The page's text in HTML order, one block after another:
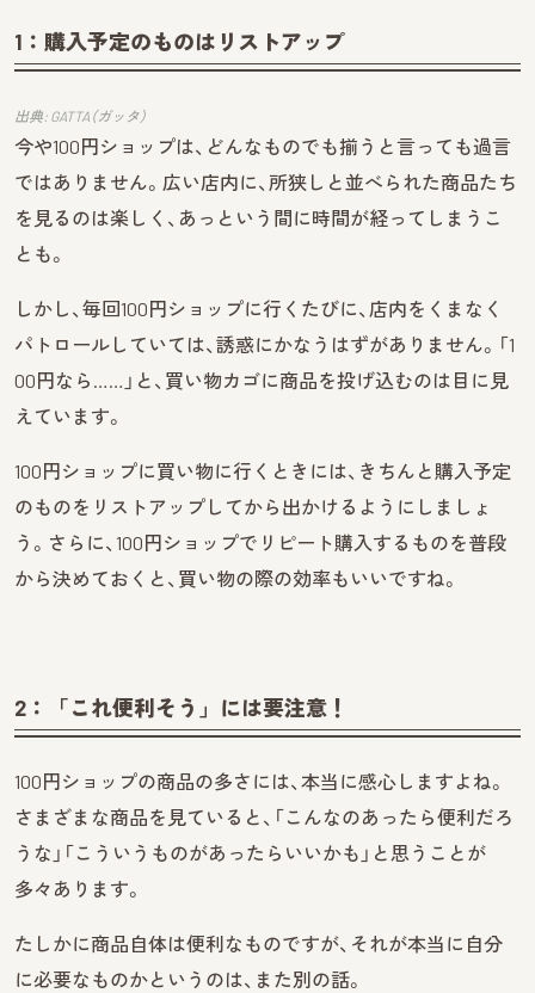
1：購入予定のものはリストアップ
出典: GATTA（ガッタ）
今や100円ショップは、どんなものでも揃うと言っても過言
ではありません。広い店内に、所狭しと並べられた商品たち
を見るのは楽しく、あっという間に時間が経ってしまうこ
とも。
しかし、毎回100円ショップに行くたびに、店内をくまなく
パトロールしていては、誘惑にかなうはずがありません。「1
00円なら……」と、買い物カゴに商品を投げ込むのは目に見
えています。
100円ショップに買い物に行くときには、きちんと購入予定
のものをリストアップしてから出かけるようにしましょ
う。さらに、100円ショップでリピート購入するものを普段
から決めておくと、買い物の際の効率もいいですね。
2：「これ便利そう」には要注意！
100円ショップの商品の多さには、本当に感心しますよね。
さまざまな商品を見ていると、「こんなのあったら便利だろ
うな」「こういうものがあったらいいかも」と思うことが
多々あります。
たしかに商品自体は便利なものですが、それが本当に自分
に必要なものかというのは、また別の話。